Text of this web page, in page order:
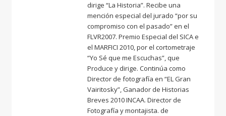
dirige “La Historia”. Recibe una
mención especial del jurado “por su
compromiso con el pasado” en el
FLVR2007. Premio Especial del SICA e
el MARFICI 2010, por el cortometraje
“Yo Sé que me Escuchas”, que
Produce y dirige. Continúa como
Director de fotografía en “EL Gran
Vairitosky”, Ganador de Historias
Breves 2010 INCAA. Director de
Fotografía y montajista. de